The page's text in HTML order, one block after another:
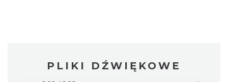
PLIKI DŹWIĘKOWE